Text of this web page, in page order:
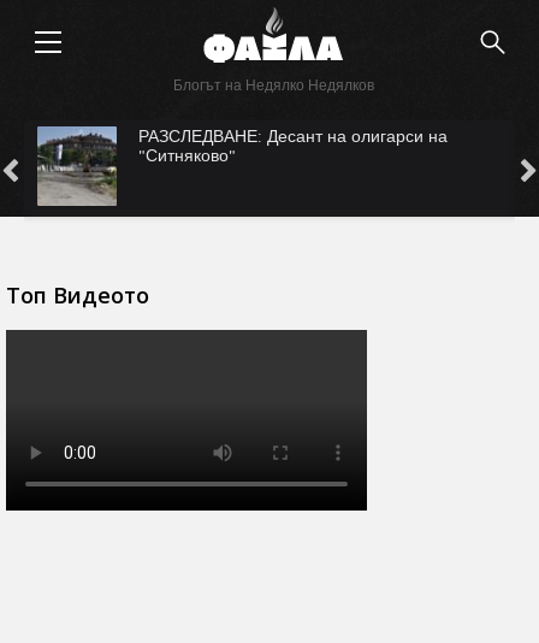
Блогът на Недялко Недялков
РАЗСЛЕДВАНЕ: Десант на олигарси на
"Ситняково"
Топ Видеото